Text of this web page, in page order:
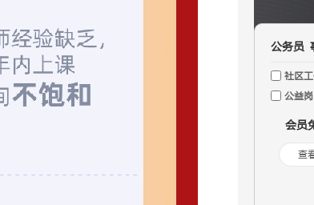
公务员
社区
公益岗
会员
查